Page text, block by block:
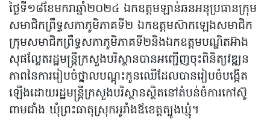
ថ្ងៃទី១៨ខែមករាឆ្នាំ២០២៤ ឯកឧត្តមឡាន់ឆនអនុប្រធានក្រុម
សមាជិកព្រឹទ្ធសភាភូមិភាគទី២ ឯកឧត្តមស៊ាកឡេងសមាជិក
ក្រុមសមាជិកព្រឺទ្ធសភាភូមិភាគទី២និងឯកឧត្តមបណ្ឌិតអ៊ាង
សុផល្លែតរដ្ឋមន្ត្រីក្រសួងបរិស្ថានបានអញ្ជើញចុះពិនិត្យវឌ្ឍន
ភាពនៃការរៀបចំថ្នាលបណ្តុះកូនឈើដែលបានរៀបចំបង្កើត
ឡើងដោយរដ្ឋមន្ត្រីក្រសួងបរិស្ថានស្ថិតនៅតំបន់ចំការកៅស៊ូ
ពាមជាំង ឃុំព្រះធាតុស្រុកអូរាំងឪខេត្តត្បូងឃ្មុំ។